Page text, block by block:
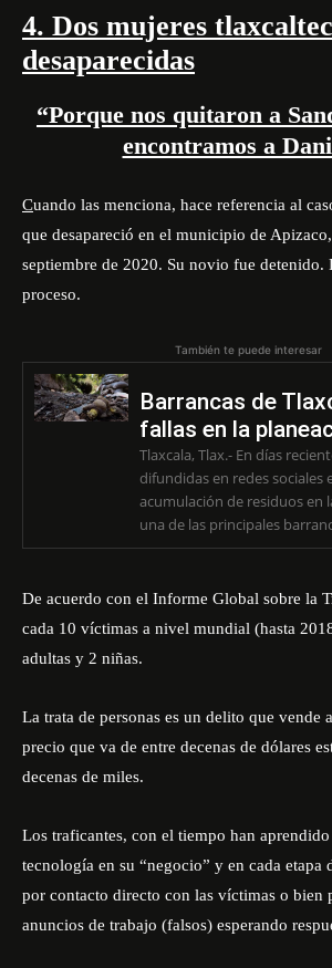
4. Dos mujeres
desaparecidas
“Porque nos quitaron a
encontramos a
Cuando las menciona, hace referencia al
que desapareció en el municipio de
septiembre de 2020. Su novio fue detenido.
proceso.
También te puede interesar
Barrancas de
fallas en la
Tlaxcala, Tlax.- En días
difundidas en redes sociales
acumulación de residuos en
una de las principales
De acuerdo con el Informe Global sobre la
cada 10 víctimas a nivel mundial (hasta
adultas y 2 niñas.
La trata de personas es un delito que vende
precio que va de entre decenas de dólares
decenas de miles.
Los traficantes, con el tiempo han
tecnología en su “negocio” y en cada etapa
por contacto directo con las víctimas o bien
anuncios de trabajo (falsos) esperando